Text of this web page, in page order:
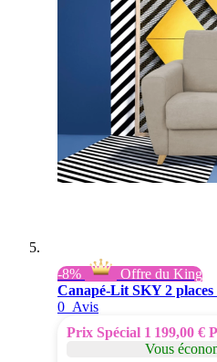
-8%
Offre du King
Canapé-Lit SKY 2 places
0 Avis
Prix Spécial 1 199,00 €
Vous